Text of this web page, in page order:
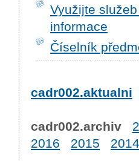
Využijte
informace
Číselník
cadr002.aktualni
cadr002.archiv
2016
2015 2014